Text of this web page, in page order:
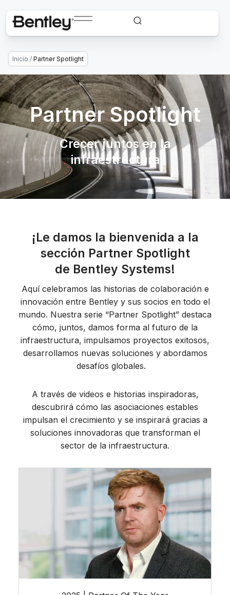
Inicio / Partner Spotlight
Partner Spotlight
Crecer juntos en la
infraestructura
¡Le damos la bienvenida a la
sección Partner Spotlight
de Bentley Systems!
Aquí celebramos las historias de colaboración e
innovación entre Bentley y sus socios en todo el
mundo. Nuestra serie “Partner Spotlight” destaca
cómo, juntos, damos forma al futuro de la
infraestructura, impulsamos proyectos exitosos,
desarrollamos nuevas soluciones y abordamos
desafíos globales.
A través de videos e historias inspiradoras,
descubrirá cómo las asociaciones estables
impulsan el crecimiento y se inspirará gracias a
soluciones innovadoras que transforman el
sector de la infraestructura.